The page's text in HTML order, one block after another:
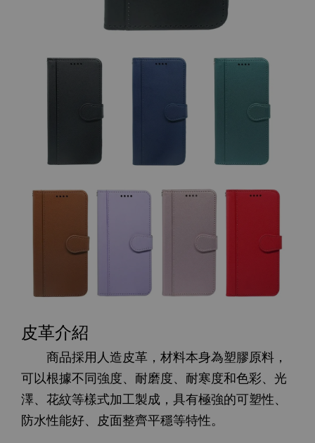
皮革介紹
商品採用人造皮革，材料本身為塑膠原料，
可以根據不同強度、耐磨度、耐寒度和色彩、光
澤、花紋等樣式加工製成，具有極強的可塑性、
防水性能好、皮面整齊平穩等特性。